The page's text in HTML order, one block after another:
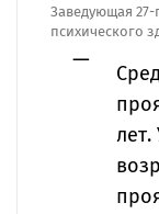
Заведующая
психического